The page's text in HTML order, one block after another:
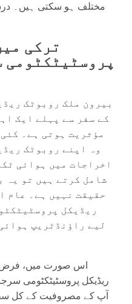
مختلف ہو سکتی ہیں۔
ترکی
پروسٹیٹکٹومی
بیرون ملک روبوٹک
کے سفر سے پہلے ایک
مؤثریت ہوتی ہے۔
وہ اپنے روبوٹک
اخراجات میں ہوائی
شامل کرتے ہیں تو یہ
حقیقت نہیں ہے۔ عام
ریڈیکل
لیے راؤنڈٹریپ
اس صورت میں، فرض
ریڈیکل پروسٹیٹکٹومی
آپ کے مصروفیت کے کل